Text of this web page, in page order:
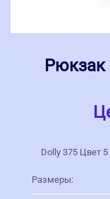
Dolly 375 Цвет
Размеры: